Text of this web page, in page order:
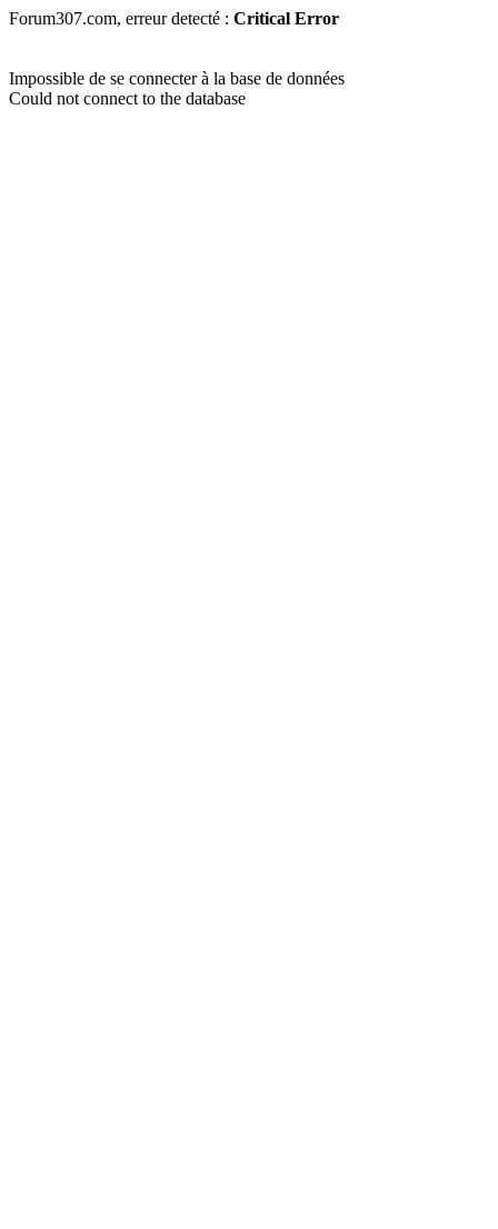
Forum307.com, erreur detecté : Critical Error
Impossible de se connecter à la base de données
Could not connect to the database